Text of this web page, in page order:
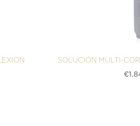
SOLUCIÓN MULTI-
€